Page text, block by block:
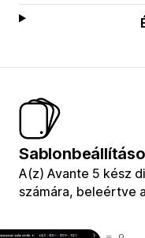
A(z) Avante 5 kész
számára, beleértve